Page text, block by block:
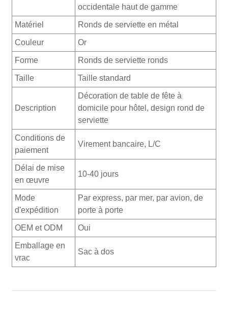
occidentale haut de gamme
Matériel Ronds de serviette en métal
Couleur Or
Forme Ronds de serviette ronds
Taille Taille standard
Description
Décoration de table de fête à
domicile pour hôtel, design rond de
serviette
Conditions de
paiement
Virement bancaire, L/C
Délai de mise
en œuvre
10-40 jours
Mode
d'expédition
Par express, par mer, par avion, de
porte à porte
OEM et ODM Oui
Emballage en
vrac
Sac à dos